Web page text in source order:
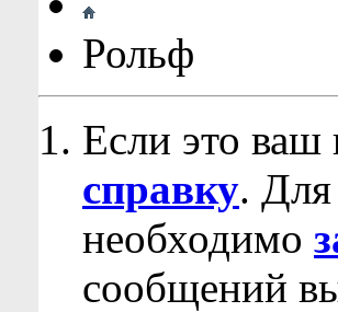
Рольф
Если это ваш
справку.
необходимо
сообщений